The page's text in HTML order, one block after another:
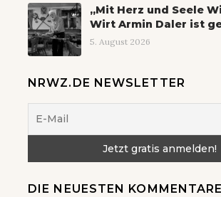
„Mit Herz und Seele
Wirt Armin Daler ist
5. August 2026
NRWZ.DE NEWSLETTER
DIE NEUESTEN KOMMENTARE